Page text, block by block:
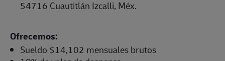
54716 Cuautitlán Izcalli, Méx.
Ofrecemos:
Sueldo $14,102 mensuales brutos